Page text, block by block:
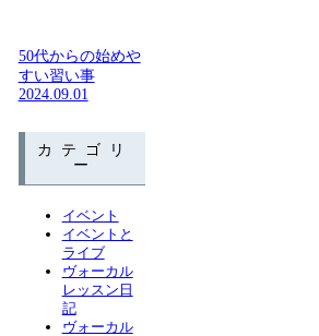
50代からの始めや
すい習い事
2024.09.01
カテゴリ
ー
イベント
イベントと
ライブ
ヴォーカル
レッスン日
記
ヴォーカル